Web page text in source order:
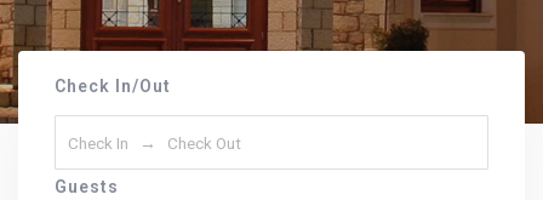
Check In/Out
Guests